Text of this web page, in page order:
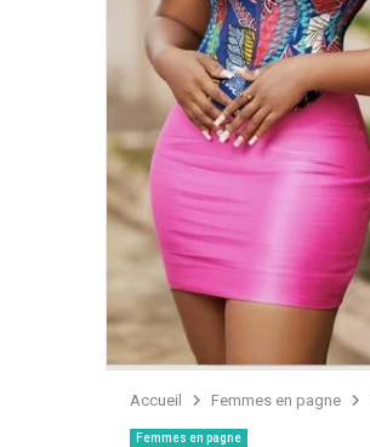
Accueil Femmes en pagne
Femmes en pagne